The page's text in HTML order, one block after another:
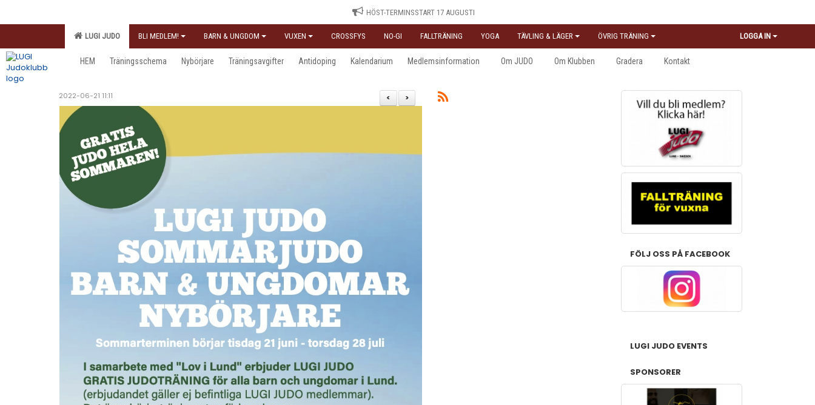
HÖST-TERMINSSTART 17 AUGUSTI
LUGI JUDO BLI MEDLEM! BARN & UNGDOM VUXEN CROSSFYS NO-GI FALLTRÄNING YOGA TÄVLING & LÄGER ÖVRIG TRÄNING LOGGA IN
HEM Träningsschema Nybörjare Träningsavgifter Antidoping Kalendarium Medlemsinformation Om JUDO Om Klubben Gradera Kontakt
>
<
2022-06-21 11:11
FÖLJ OSS PÅ FACEBOOK
LUGI JUDO EVENTS
SPONSORER